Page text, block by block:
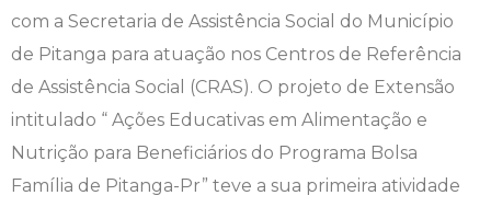
com a Secretaria de Assistência Social do Município
de Pitanga para atuação nos Centros de Referência
de Assistência Social (CRAS). O projeto de Extensão
intitulado “ Ações Educativas em Alimentação e
Nutrição para Beneficiários do Programa Bolsa
Família de Pitanga-Pr” teve a sua primeira atividade
Engenharia Agronômica
Engenharia de Software
Engenharia Elétrica
Carteirinha de Estudante
Ensalamento
Horário de Aulas
Diploma Digital
Editais
Extensão